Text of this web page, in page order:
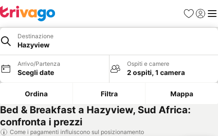
PreferitiAccedi
Destinazione
Hazyview
Arrivo/Partenza
Scegli date
Ospiti e camere
2 ospiti, 1 camera
Ordina Filtra Mappa
Bed & Breakfast a Hazyview, Sud Africa:
confronta i prezzi
Come i pagamenti influiscono sul posizionamento